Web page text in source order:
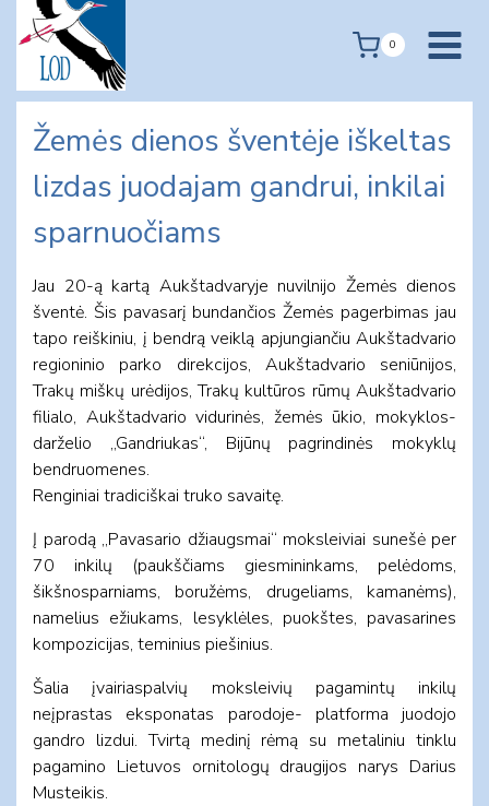
content
0
Žemės dienos šventėje iškeltas
lizdas juodajam gandrui, inkilai
sparnuočiams
Jau 20-ą kartą Aukštadvaryje nuvilnijo Žemės dienos
šventė. Šis pavasarį bundančios Žemės pagerbimas jau
tapo reiškiniu, į bendrą veiklą apjungiančiu Aukštadvario
regioninio parko direkcijos, Aukštadvario seniūnijos,
Trakų miškų urėdijos, Trakų kultūros rūmų Aukštadvario
filialo, Aukštadvario vidurinės, žemės ūkio, mokyklos-
darželio ,,Gandriukas“, Bijūnų pagrindinės mokyklų
bendruomenes.
Renginiai tradiciškai truko savaitę.
Į parodą ,,Pavasario džiaugsmai“ moksleiviai sunešė per
70 inkilų (paukščiams giesmininkams, pelėdoms,
šikšnosparniams, boružėms, drugeliams, kamanėms),
namelius ežiukams, lesyklėles, puokštes, pavasarines
kompozicijas, teminius piešinius.
Šalia įvairiaspalvių moksleivių pagamintų inkilų
neįprastas eksponatas parodoje- platforma juodojo
gandro lizdui. Tvirtą medinį rėmą su metaliniu tinklu
pagamino Lietuvos ornitologų draugijos narys Darius
Musteikis.